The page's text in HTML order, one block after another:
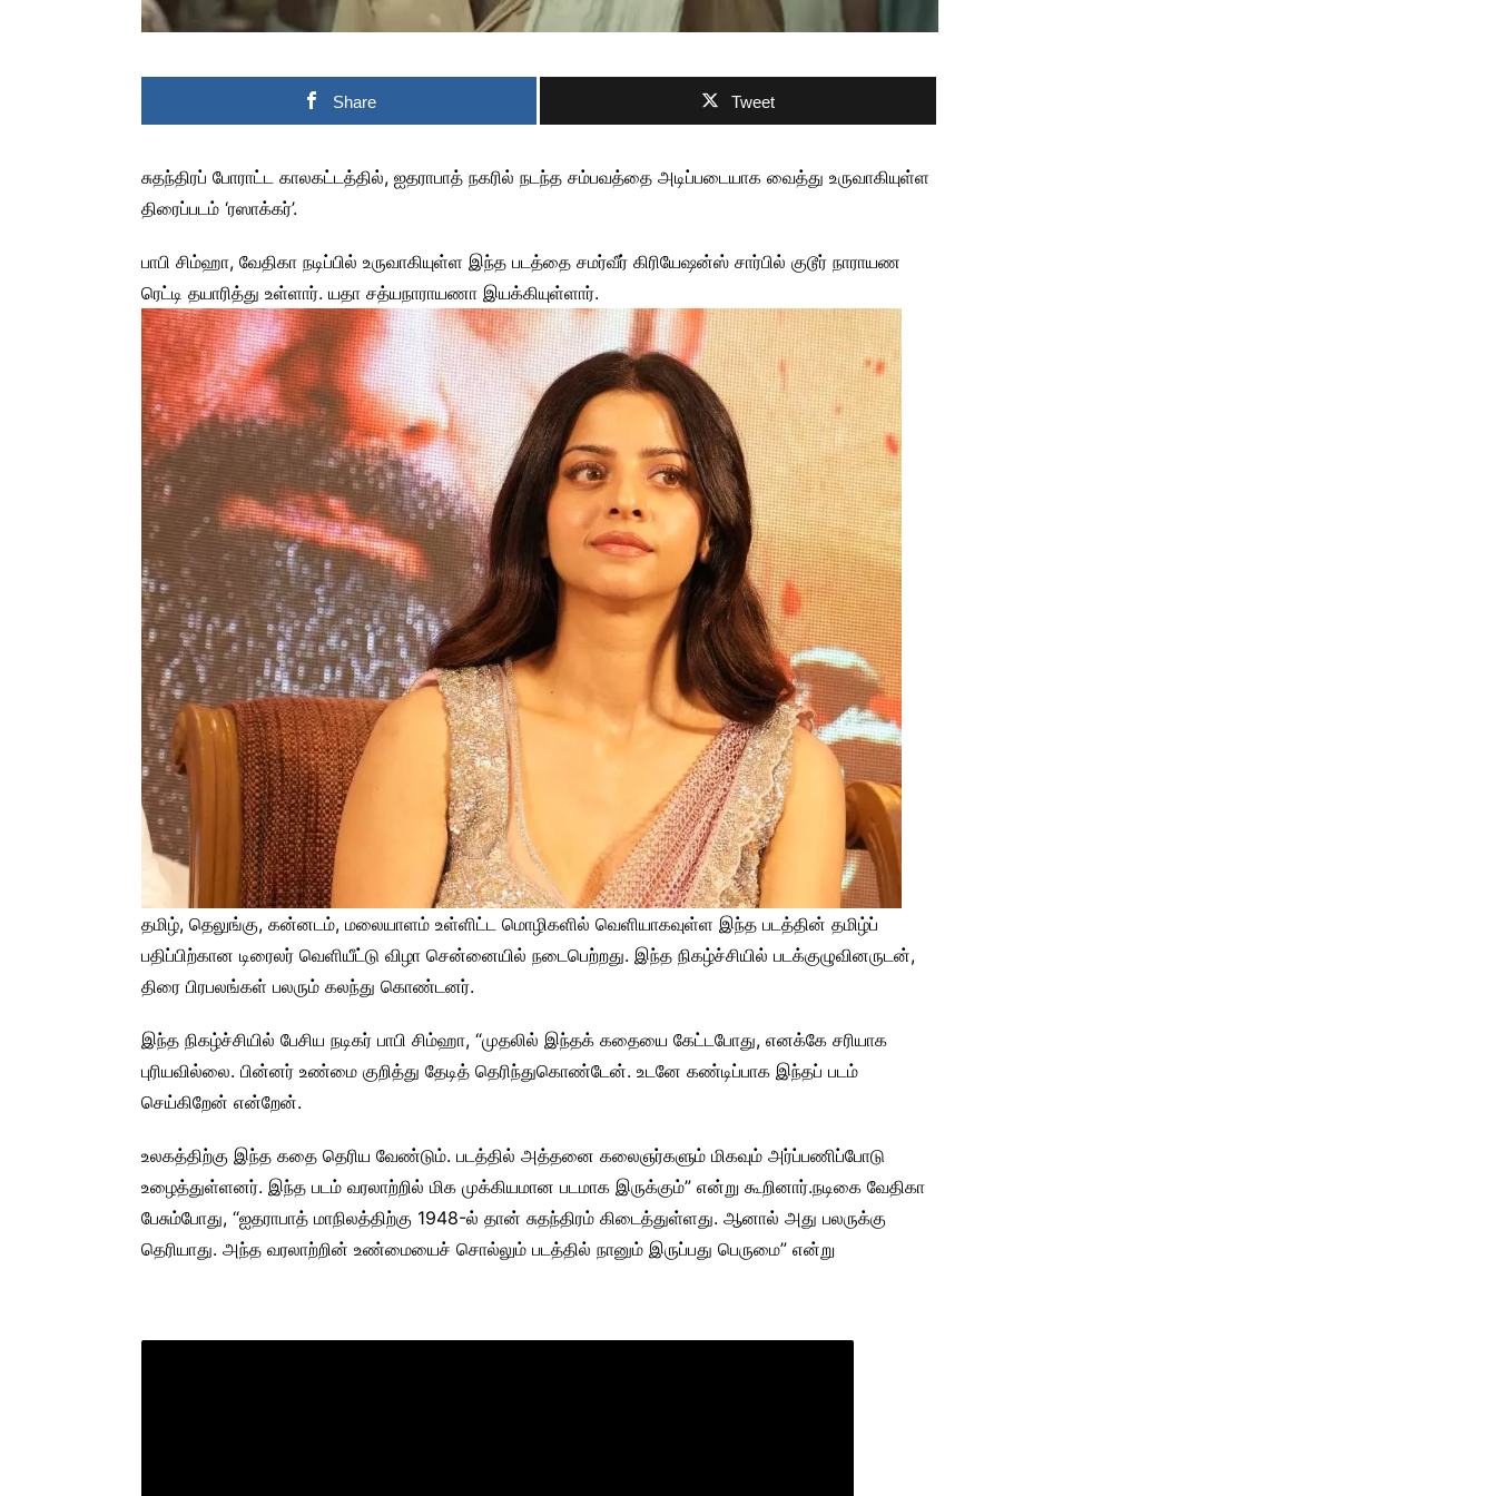
Share Tweet
சுதந்திரப் போராட்ட காலகட்டத்தில், ஐதராபாத் நகரில் நடந்த சம்பவத்தை அடிப்படையாக வைத்து உருவாகியுள்ள
திரைப்படம் ‘ரஸாக்கர்’.
பாபி சிம்ஹா, வேதிகா நடிப்பில் உருவாகியுள்ள இந்த படத்தை சமர்வீர் கிரியேஷன்ஸ் சார்பில் குடூர் நாராயண
ரெட்டி தயாரித்து உள்ளார். யதா சத்யநாராயணா இயக்கியுள்ளார்.
தமிழ், தெலுங்கு, கன்னடம், மலையாளம் உள்ளிட்ட மொழிகளில் வெளியாகவுள்ள இந்த படத்தின் தமிழ்ப்
பதிப்பிற்கான டிரைலர் வெளியீட்டு விழா சென்னையில் நடைபெற்றது. இந்த நிகழ்ச்சியில் படக்குழுவினருடன்,
திரை பிரபலங்கள் பலரும் கலந்து கொண்டனர்.
இந்த நிகழ்ச்சியில் பேசிய நடிகர் பாபி சிம்ஹா, “முதலில் இந்தக் கதையை கேட்டபோது, எனக்கே சரியாக
புரியவில்லை. பின்னர் உண்மை குறித்து தேடித் தெரிந்துகொண்டேன். உடனே கண்டிப்பாக இந்தப் படம்
செய்கிறேன் என்றேன்.
உலகத்திற்கு இந்த கதை தெரிய வேண்டும். படத்தில் அத்தனை கலைஞர்களும் மிகவும் அர்ப்பணிப்போடு
உழைத்துள்ளனர். இந்த படம் வரலாற்றில் மிக முக்கியமான படமாக இருக்கும்” என்று கூறினார்.நடிகை வேதிகா
பேசும்போது, “ஐதராபாத் மாநிலத்திற்கு 1948-ல் தான் சுதந்திரம் கிடைத்துள்ளது. ஆனால் அது பலருக்கு
தெரியாது. அந்த வரலாற்றின் உண்மையைச் சொல்லும் படத்தில் நானும் இருப்பது பெருமை” என்று